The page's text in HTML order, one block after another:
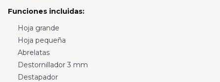
Funciones incluidas:
Hoja grande
Hoja pequeña
Abrelatas
Destornillador 3 mm
Destapador